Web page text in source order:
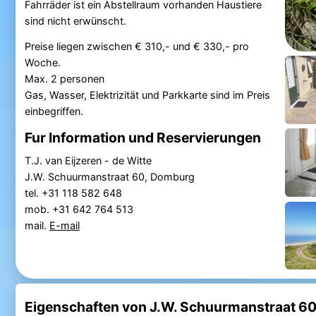
Fahrräder ist ein Abstellraum vorhanden Haustiere
sind nicht erwünscht.
Preise liegen zwischen € 310,- und € 330,- pro
Woche.
Max. 2 personen
Gas, Wasser, Elektrizität und Parkkarte sind im Preis
einbegriffen.
Fur Information und Reservierungen
T.J. van Eijzeren - de Witte
J.W. Schuurmanstraat 60, Domburg
tel. +31 118 582 648
mob. +31 642 764 513
mail. E-mail
Eigenschaften von J.W. Schuurmanstraat 60